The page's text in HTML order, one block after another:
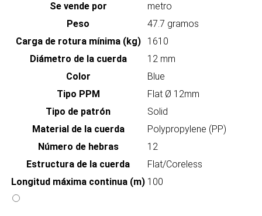
Se vende por
metro
Peso
47.7 gramos
Carga de rotura mínima (kg)
1610
Diámetro de la cuerda
12 mm
Color
Blue
Tipo PPM
Flat Ø 12mm
Tipo de patrón
Solid
Material de la cuerda
Polypropylene (PP)
Número de hebras
12
Estructura de la cuerda
Flat/Coreless
Longitud máxima continua (m) 100